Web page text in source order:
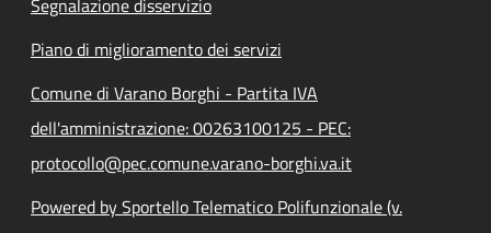
Piano di miglioramento dei servizi
Comune di Varano Borghi - Partita IVA
dell'amministrazione: 00263100125 - PEC:
protocollo@pec.comune.varano-borghi.va.it
Powered by Sportello Telematico Polifunzionale (v.